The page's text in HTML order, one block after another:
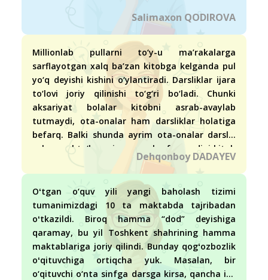
Salimaxon QODIROVA
Millionlab pullarni to‘y-u ma’rakalarga
sarflayotgan xalq ba’zan kitobga kelganda pul
yo‘q deyishi kishini o‘ylantiradi. Darsliklar ijara
to‘lovi joriy qilinishi to‘g‘ri bo‘ladi. Chunki
aksariyat bolalar kitobni asrab-avaylab
tutmaydi, ota-onalar ham darsliklar holatiga
befarq. Balki shunda ayrim ota-onalar darslik
uchun pul to‘laganiga yarasha farzandini kitob
o‘qishga, qadrlashga majburlasa…Dehqonboy DADAYEV
Oʻtgan o‘quv yili yangi baholash tizimi
tumanimizdagi 10 ta maktabda tajribadan
oʻtkazildi. Biroq hamma “dod” deyishiga
qaramay, bu yil Toshkent shahrining hamma
maktablariga joriy qilindi. Bunday qogʻozbozlik
oʻqituvchiga ortiqcha yuk. Masalan, bir
o‘qituvchi o‘nta sinfga darsga kirsa, qancha ish